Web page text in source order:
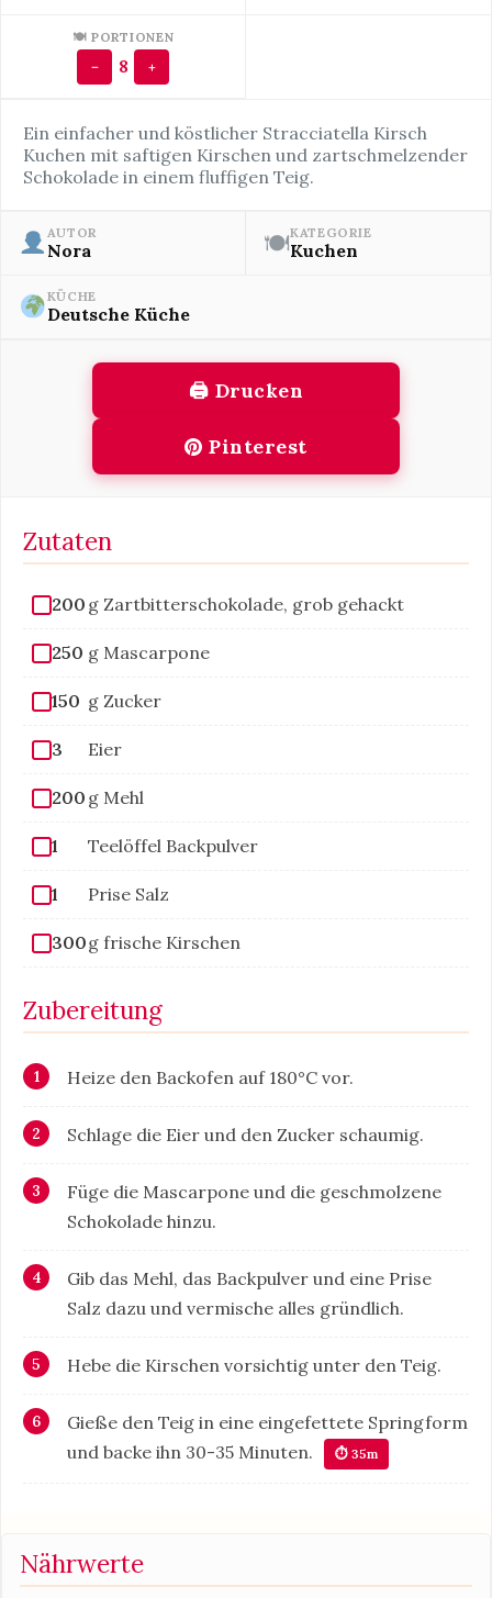
🍽 PORTIONEN
− 8 +
Ein einfacher und köstlicher Stracciatella Kirsch
Kuchen mit saftigen Kirschen und zartschmelzender
Schokolade in einem fluffigen Teig.
AUTOR
Nora 🍽KATEGORIE
Kuchen
KÜCHE
Deutsche Küche
🖨 Drucken
Pinterest
Zutaten
200 g Zartbitterschokolade, grob gehackt
250 g Mascarpone
150 g Zucker
3 Eier
200 g Mehl
1 Teelöffel Backpulver
1 Prise Salz
300g frische Kirschen
Zubereitung
Heize den Backofen auf 180°C vor.
Schlage die Eier und den Zucker schaumig.
Füge die Mascarpone und die geschmolzene
Schokolade hinzu.
Gib das Mehl, das Backpulver und eine Prise
Salz dazu und vermische alles gründlich.
Hebe die Kirschen vorsichtig unter den Teig.
Gieße den Teig in eine eingefettete Springform
und backe ihn 30-35 Minuten.
⏱ 35m
Nährwerte